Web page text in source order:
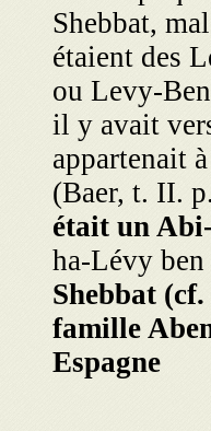
Shebbat,
étaient des
ou Levy-
il y avait
appartenait
(Baer, t. II.
était un
ha-Lévy ben
Shebbat (cf.
famille
Espagne